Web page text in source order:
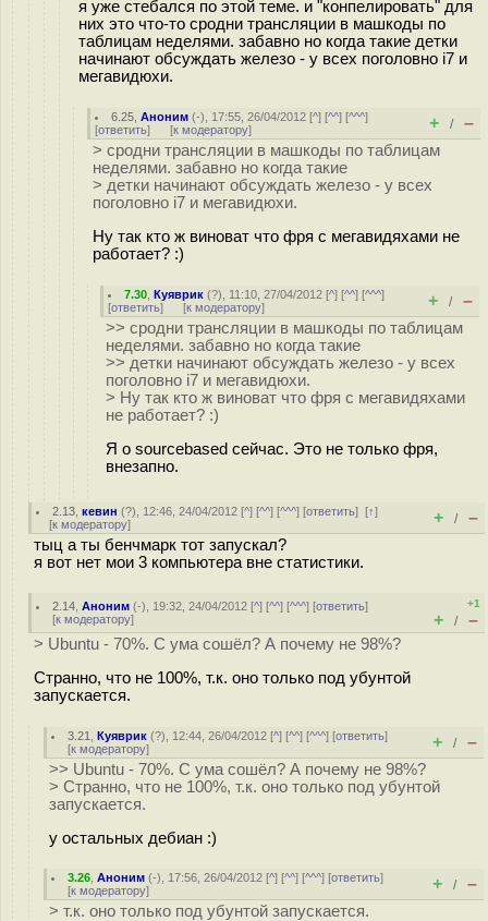
я уже стебался по этой теме. и "конпелировать" для
них это что-то сродни трансляции в машкоды по
таблицам неделями. забавно но когда такие детки
начинают обсуждать железо - у всех поголовно i7 и
мегавидюхи.
6.25 ,Аноним (-), 17:55, 26/04/2012 [^] [^^] [^^^]
[ответить] [к модератору] + / –
> сродни трансляции в машкоды по таблицам
неделями. забавно но когда такие
> детки начинают обсуждать железо - у всех
поголовно i7 и мегавидюхи.
Ну так кто ж виноват что фря с мегавидяхами не
работает? :)
7.30 ,Куяврик (?), 11:10, 27/04/2012 [^] [^^] [^^^]
[ответить] [к модератору] + / –
>> сродни трансляции в машкоды по таблицам
неделями. забавно но когда такие
>> детки начинают обсуждать железо - у всех
поголовно i7 и мегавидюхи.
> Ну так кто ж виноват что фря с мегавидяхами
не работает? :)
Я о sourcebased сейчас. Это не только фря,
внезапно.
2.13 ,кевин (?), 12:46, 24/04/2012 [^] [^^] [^^^] [ответить][↑]
[к модератору] + / –
тыц а ты бенчмарк тот запускал?
я вот нет мои 3 компьютера вне статистики.
2.14 ,Аноним (-), 19:32, 24/04/2012 [^] [^^] [^^^] [ответить]
[к модератору]
+1
+ / –
> Ubuntu - 70%. С ума сошёл? А почему не 98%?
Странно, что не 100%, т.к. оно только под убунтой
запускается.
3.21 ,Куяврик (?), 12:44, 26/04/2012 [^] [^^] [^^^] [ответить]
[к модератору] + / –
>> Ubuntu - 70%. С ума сошёл? А почему не 98%?
> Странно, что не 100%, т.к. оно только под убунтой
запускается.
у остальных дебиан :)
3.26 ,Аноним (-), 17:56, 26/04/2012 [^] [^^] [^^^] [ответить]
[к модератору] + / –
> т.к. оно только под убунтой запускается.